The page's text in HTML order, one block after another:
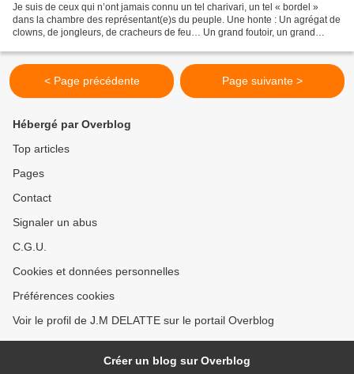
Je suis de ceux qui n’ont jamais connu un tel charivari, un tel « bordel »
dans la chambre des représentant(e)s du peuple. Une honte : Un agrégat de
clowns, de jongleurs, de cracheurs de feu… Un grand foutoir, un grand
< Page précédente Page suivante >
Hébergé par Overblog
Top articles
Pages
Contact
Signaler un abus
C.G.U.
Cookies et données personnelles
Préférences cookies
Voir le profil de J.M DELATTE sur le portail Overblog
Créer un blog sur Overblog